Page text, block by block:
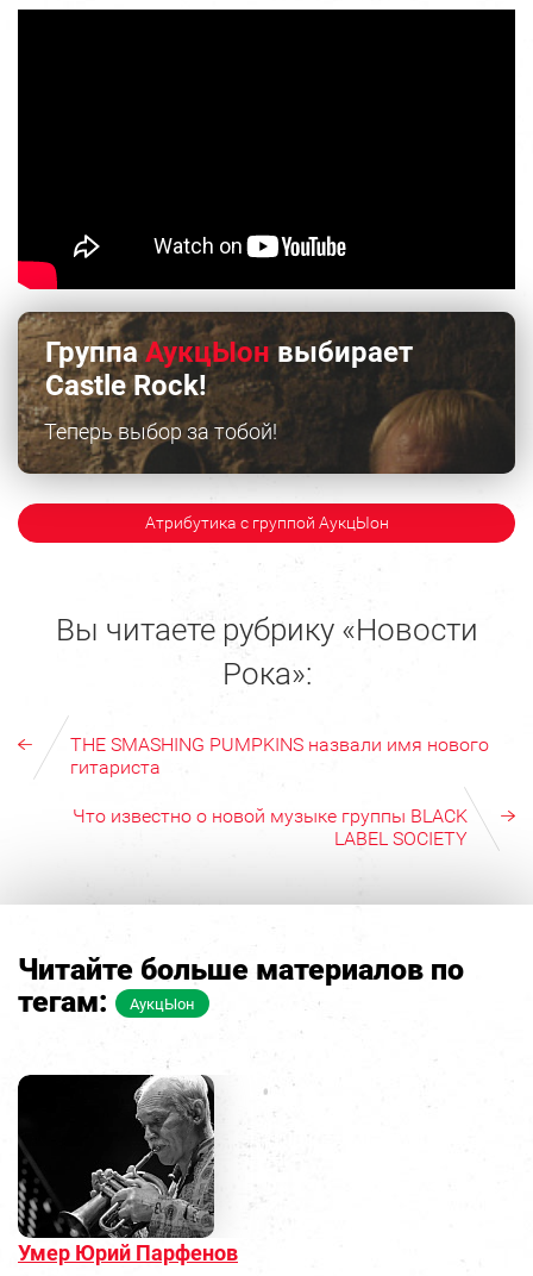
ГруппаАукцЫон выбирает
Castle Rock!
Теперь выбор за тобой!
Атрибутика с группой АукцЫон
Вы читаете рубрику «Новости
Рока»:
THE SMASHING PUMPKINS назвали имя нового
гитариста
Что известно о новой музыке группы BLACK
LABEL SOCIETY
Читайте больше материалов по
тегам:
АукцЫон
Умер Юрий Парфенов